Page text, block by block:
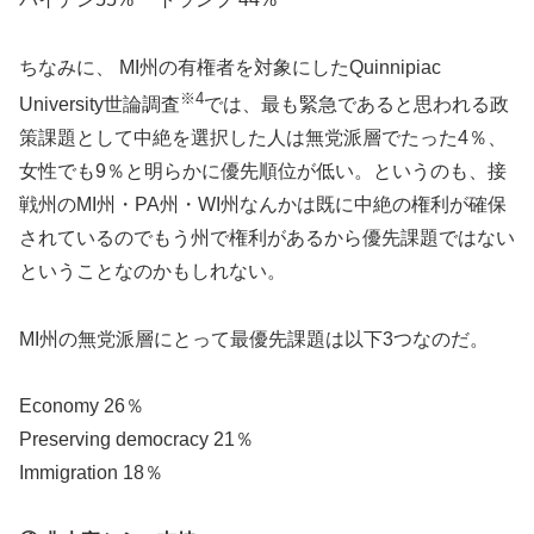
ちなみに、 MI州の有権者を対象にしたQuinnipiac
University世論調査 ※4では、最も緊急であると思われる政
策課題として中絶を選択した人は無党派層でたった4％、
女性でも9％と明らかに優先順位が低い。というのも、接
戦州のMI州・PA州・WI州なんかは既に中絶の権利が確保
されているのでもう州で権利があるから優先課題ではない
ということなのかもしれない。
MI州の無党派層にとって最優先課題は以下3つなのだ。
Economy 26％
Preserving democracy 21％
Immigration 18％